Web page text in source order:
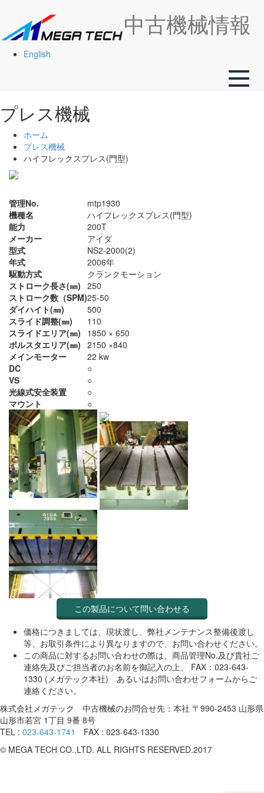
中古機械情報
English
Toggle
プレス機械
ホーム
プレス機械
ハイフレックスプレス(門型)
管理No.
mtp1930
機種名
ハイフレックスプレス(門型)
能力
200T
メーカー
アイダ
型式
NS2-2000(2)
年式
2006年
駆動方式
クランクモーション
ストローク長さ(㎜) 250
ストローク数（SPM)25-50
ダイハイト(㎜)
500
スライド調整(㎜)
110
スライドエリア(㎜)
1850 × 650
ボルスタエリア(㎜) 2150 ×840
メインモーター
22 kw
DC
○
VS
○
光線式安全装置
○
マウント
○
この製品について問い合わせる
価格につきましては、現状渡し、弊社メンテナンス整備後渡し
等、お取引条件により異なりますので、お問い合わせください。
この商品に対するお問い合わせの際は、商品管理No.及び貴社ご
連絡先及びご担当者のお名前を御記入の上、 FAX：023-643-
1330 (メガテック本社) あるいはお問い合わせフォームからご
連絡ください。
株式会社メガテック 中古機械のお問合せ先：本社 〒990-2453 山形県
山形市若宮 1丁目 9番 8号
TEL : 023-643-1741
FAX : 023-643-1330
© MEGA TECH CO.,LTD. ALL RIGHTS RESERVED.2017